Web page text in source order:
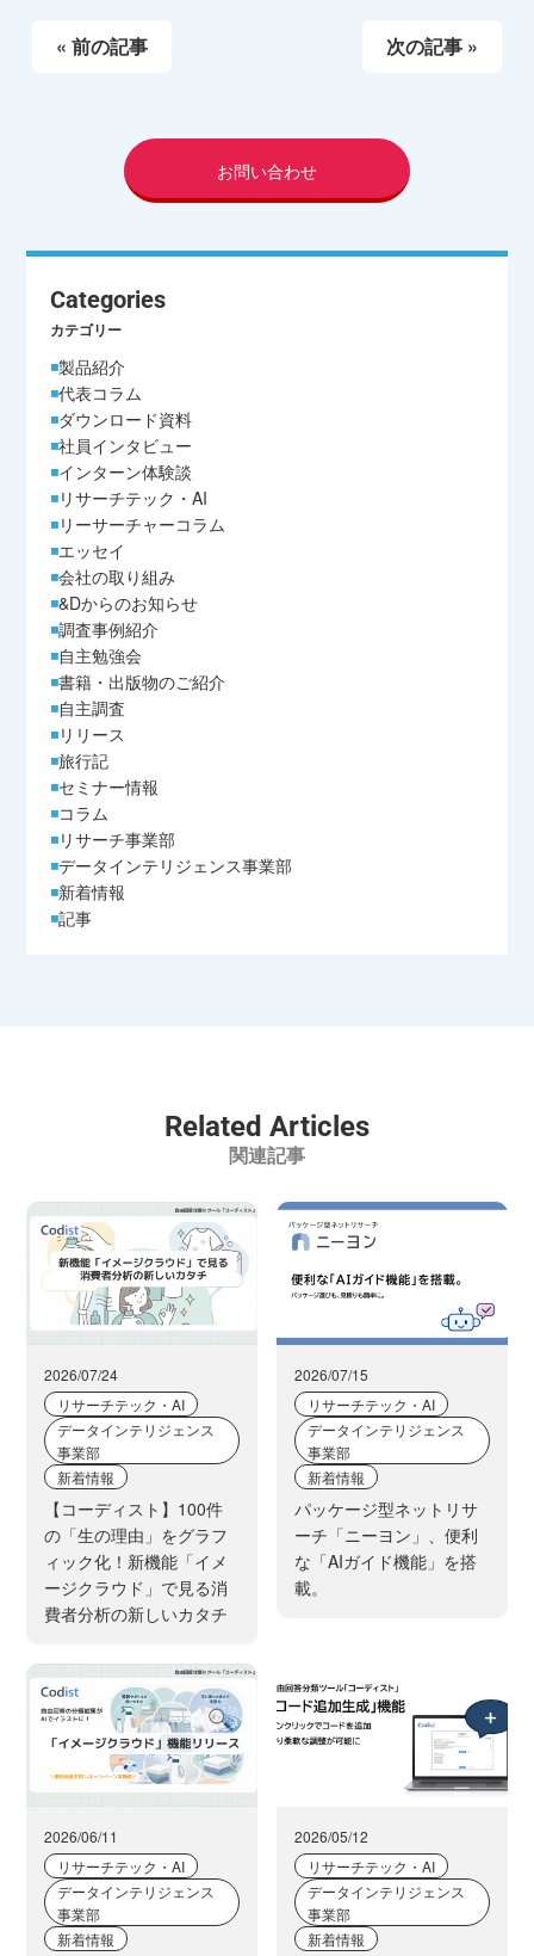
« 前の記事 次の記事 »
お問い合わせ
Categories
カテゴリー
製品紹介
代表コラム
ダウンロード資料
社員インタビュー
インターン体験談
リサーチテック・AI
リーサーチャーコラム
エッセイ
会社の取り組み
&Dからのお知らせ
調査事例紹介
自主勉強会
書籍・出版物のご紹介
自主調査
リリース
旅行記
セミナー情報
コラム
リサーチ事業部
データインテリジェンス事業部
新着情報
記事
Related Articles
関連記事
2026/07/24
リサーチテック・AI
データインテリジェンス
事業部
新着情報
【コーディスト】100件
の「生の理由」をグラフ
ィック化！新機能「イメ
ージクラウド」で見る消
費者分析の新しいカタチ
2026/07/15
リサーチテック・AI
データインテリジェンス
事業部
新着情報
パッケージ型ネットリサ
ーチ「ニーヨン」、便利
な「AIガイド機能」を搭
載。
2026/06/11
リサーチテック・AI
データインテリジェンス
事業部
新着情報
2026/05/12
リサーチテック・AI
データインテリジェンス
事業部
新着情報